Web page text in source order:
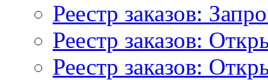
Реестр заказов:
Реестр заказов:
Реестр заказов: